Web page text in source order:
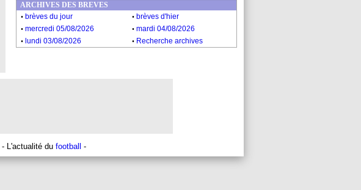
ARCHIVES DES BREVES
. brèves du jour . brèves d'hier
. mercredi 05/08/2026 . mardi 04/08/2026
. lundi 03/08/2026 . Recherche archives
- L'actualité du football -